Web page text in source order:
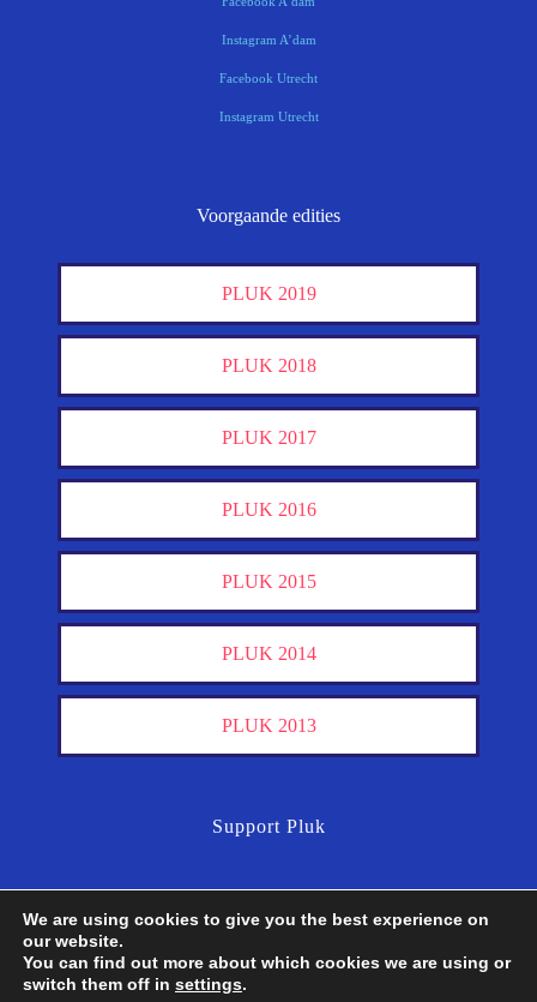
Instagram A’dam
Facebook Utrecht
Instagram Utrecht
Voorgaande edities
PLUK 2019
PLUK 2018
PLUK 2017
PLUK 2016
PLUK 2015
PLUK 2014
PLUK 2013
Support Pluk
We are using cookies to give you the best experience on
our website.
You can find out more about which cookies we are using or
switch them off in settings.